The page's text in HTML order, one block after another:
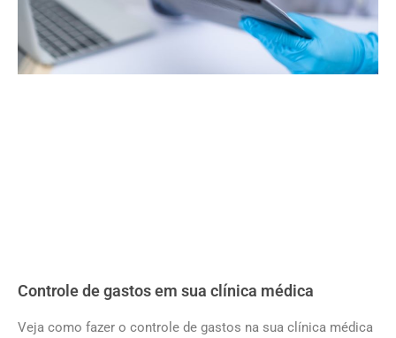
Controle de gastos em sua clínica médica
Veja como fazer o controle de gastos na sua clínica médica